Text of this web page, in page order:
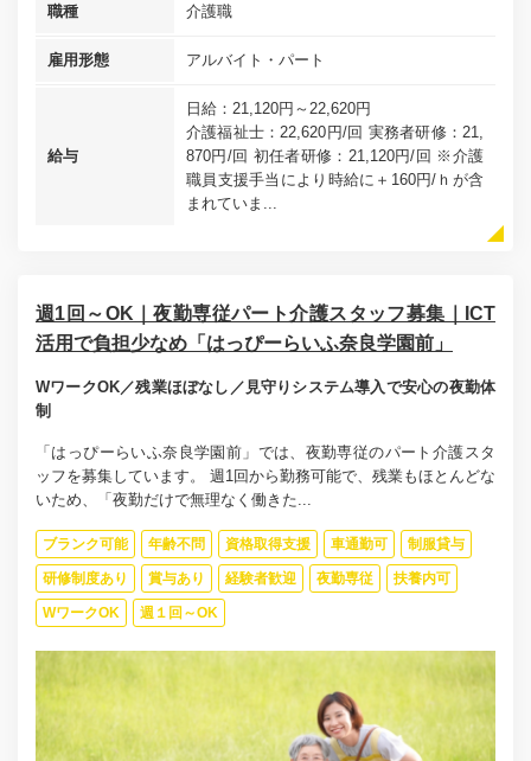
職種 介護職
雇用形態 アルバイト・パート
給与
日給：21,120円～22,620円
介護福祉士：22,620円/回 実務者研修：21,
870円/回 初任者研修：21,120円/回 ※介護
職員支援手当により時給に＋160円/ｈが含
まれていま...
週1回～OK｜夜勤専従パート介護スタッフ募集｜ICT
活用で負担少なめ「はっぴーらいふ奈良学園前」
WワークOK／残業ほぼなし／見守りシステム導入で安心の夜勤体
制
「はっぴーらいふ奈良学園前」では、夜勤専従のパート介護スタ
ッフを募集しています。 週1回から勤務可能で、残業もほとんどな
いため、「夜勤だけで無理なく働きた...
ブランク可能 年齢不問 資格取得支援 車通勤可 制服貸与
研修制度あり 賞与あり 経験者歓迎 夜勤専従 扶養内可
WワークOK 週１回～OK